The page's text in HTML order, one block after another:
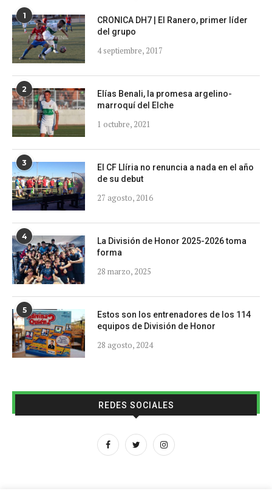
1
CRONICA DH7 | El Ranero, primer líder
del grupo
4 septiembre, 2017
2
Elías Benali, la promesa argelino-
marroquí del Elche
1 octubre, 2021
3
El CF Llíria no renuncia a nada en el año
de su debut
27 agosto, 2016
4
La División de Honor 2025-2026 toma
forma
28 marzo, 2025
5
Estos son los entrenadores de los 114
equipos de División de Honor
28 agosto, 2024
REDES SOCIALES